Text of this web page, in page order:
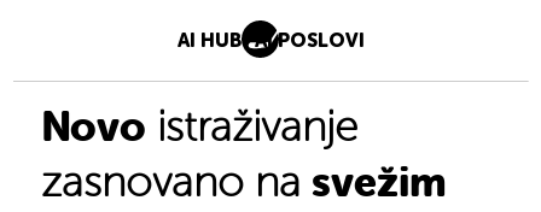
AI HUB AI POSLOVI
Novo istraživanje
zasnovano na svežim